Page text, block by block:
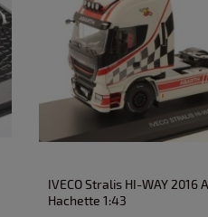
IVECO Stralis HI-WAY 2016
Hachette 1:43